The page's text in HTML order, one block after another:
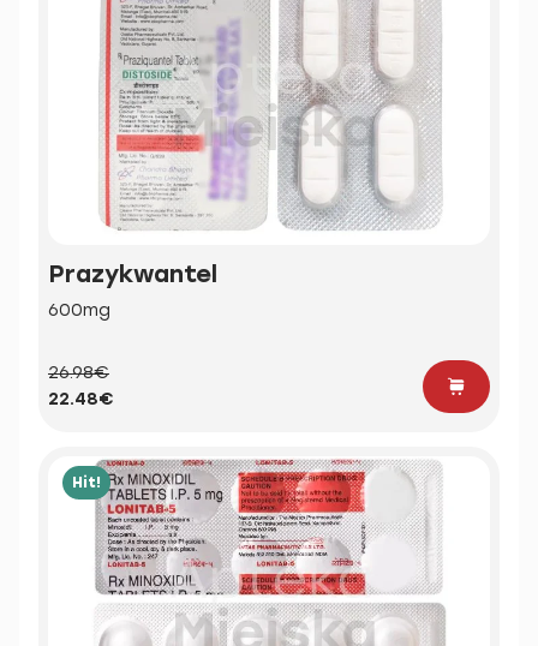
Prazykwantel
600mg
26.98€
22.48€
Hit!